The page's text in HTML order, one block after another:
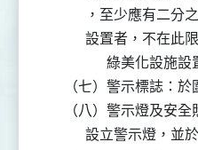
，至少應有
設置者，不在此
綠美化設施設置不
（七）警示標誌：
（八）警示燈及安
設立警示燈